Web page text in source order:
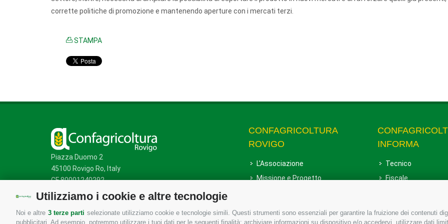
Utilizziamo i cookie e altre tecnologie
Noi e altre 3 terze parti selezionate utilizziamo cookie e tecnologie simili. Questi strumenti sono essenziali per garantire la fruizione dei contenuti
pubblicitari. Ad esempio, potremmo utilizzare i tuoi dati per le seguenti finalità: archiviare informazioni su dispositivo e/o accedervi, utilizzare dati
corrette politiche di promozione e mantenendo aperture con i mercati terzi.
STAMPA
Piazza Duomo 2
45100 Rovigo Ro, Italy
CF 80001240292
Mappa del sito/Privacy Policy /Cookie Policy
CONFAGRICOLTURA
ROVIGO
L'Associazione
Missione e Progetto
Uffici della Sede provinciale
INFORMA
Tecnico
Fiscale
Associazione